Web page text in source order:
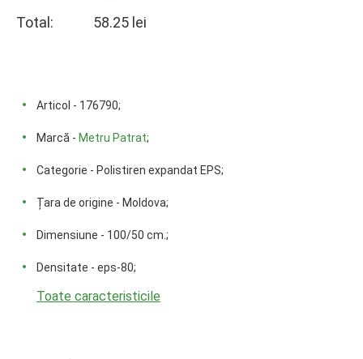
Total: 58.25 lei
Articol - 176790;
Marcă - Metru Patrat;
Categorie - Polistiren expandat EPS;
Țara de origine - Moldova;
Dimensiune - 100/50 cm.;
Densitate - eps-80;
Toate caracteristicile